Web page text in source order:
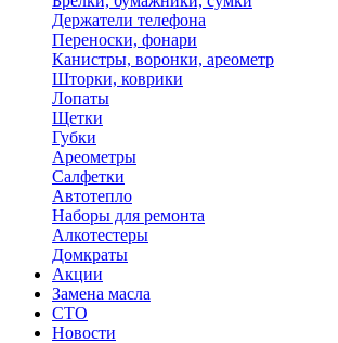
Держатели телефона
Переноски, фонари
Канистры, воронки, ареометр
Шторки, коврики
Лопаты
Щетки
Губки
Ареометры
Салфетки
Автотепло
Наборы для ремонта
Алкотестеры
Домкраты
Акции
Замена масла
СТО
Новости